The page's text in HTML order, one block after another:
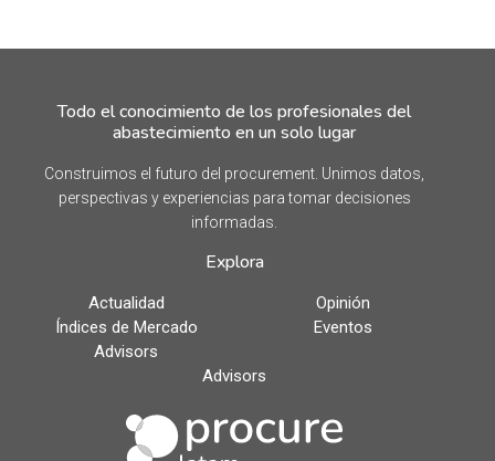
Todo el conocimiento de los profesionales del
abastecimiento en un solo lugar
Construimos el futuro del procurement. Unimos datos,
perspectivas y experiencias para tomar decisiones
informadas.
Explora
Actualidad
Opinión
Índices de Mercado
Eventos
Advisors
Advisors